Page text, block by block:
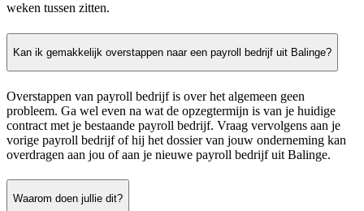
weken tussen zitten.
Kan ik gemakkelijk overstappen naar een payroll bedrijf uit Balinge?
Overstappen van payroll bedrijf is over het algemeen geen
probleem. Ga wel even na wat de opzegtermijn is van je huidige
contract met je bestaande payroll bedrijf. Vraag vervolgens aan je
vorige payroll bedrijf of hij het dossier van jouw onderneming kan
overdragen aan jou of aan je nieuwe payroll bedrijf uit Balinge.
Waarom doen jullie dit?